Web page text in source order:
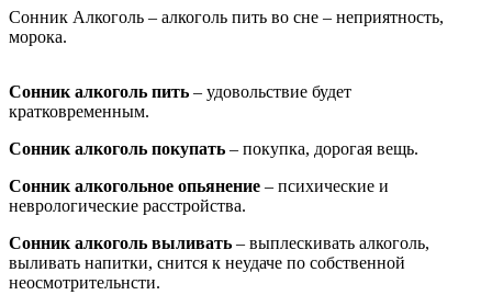
Сонник Алкоголь – алкоголь пить во сне – неприятность,
морока.
Сонник алкоголь пить – удовольствие будет
кратковременным.
Сонник алкоголь покупать – покупка, дорогая вещь.
Сонник алкогольное опьянение – психические и
неврологические расстройства.
Сонник алкоголь выливать – выплескивать алкоголь,
выливать напитки, снится к неудаче по собственной
неосмотрительнсти.